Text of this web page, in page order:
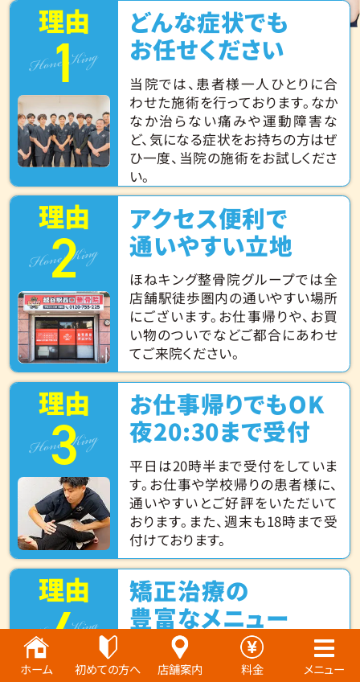
ホーム 初めての方へ 店舗案内 料金 メニュー
理由
1
Hone King
どんな症状でも
お任せください
当院では、患者様一人ひとりに合
わせた施術を行っております。なか
なか治らない痛みや運動障害な
ど、気になる症状をお持ちの方はぜ
ひ一度、当院の施術をお試しくださ
い。
理由
2
Hone King
アクセス便利で
通いやすい立地
ほねキング整骨院グループでは全
店舗駅徒歩圏内の通いやすい場所
にございます。お仕事帰りや、お買
い物のついでなどご都合にあわせ
てご来院ください。
理由
3
Hone King
お仕事帰りでもOK
夜20:30まで受付
平日は20時半まで受付をしていま
す。お仕事や学校帰りの患者様に、
通いやすいとご好評をいただいて
おります。また、週末も18時まで受
付けております。
理由
4
Hone King
矯正治療の
豊富なメニュー
当院では矯正治療を得意とし、種
類も豊富で様々な症状に対して治